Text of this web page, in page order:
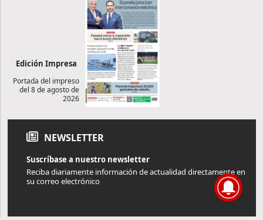
Edición Impresa
Portada del impreso
del 8 de agosto de
2026
NEWSLETTER
Suscríbase a nuestro newsletter
Reciba diariamente información de actualidad directamente en
su correo electrónico